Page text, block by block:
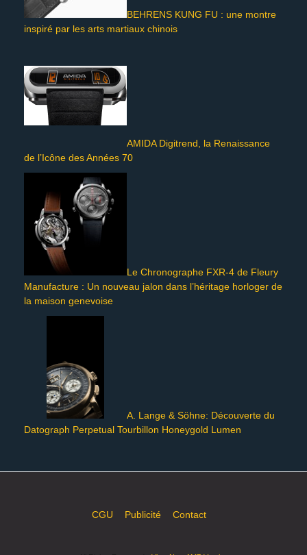
BEHRENS KUNG FU : une montre
inspiré par les arts martiaux chinois
AMIDA Digitrend, la Renaissance
de l’Icône des Années 70
Le Chronographe FXR-4 de Fleury
Manufacture : Un nouveau jalon dans l’héritage horloger de
la maison genevoise
A. Lange & Söhne: Découverte du
Datograph Perpetual Tourbillon Honeygold Lumen
CGU Publicité Contact